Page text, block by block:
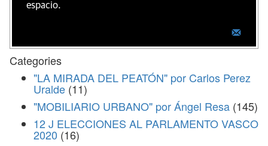
espacio.
Categories
"LA MIRADA DEL PEATÓN" por Carlos Perez
Uralde (11)
"MOBILIARIO URBANO" por Ángel Resa (145)
12 J ELECCIONES AL PARLAMENTO VASCO
2020 (16)